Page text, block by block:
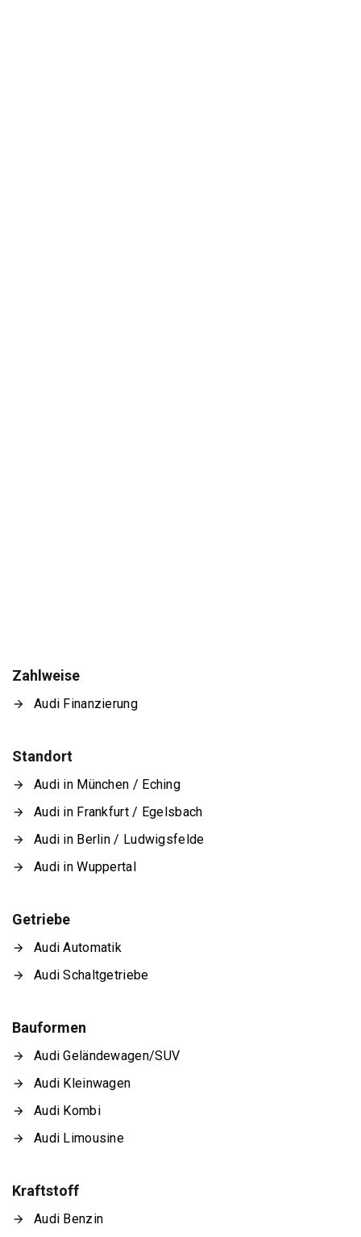
Zahlweise
Audi Finanzierung
Standort
Audi in München / Eching
Audi in Frankfurt / Egelsbach
Audi in Berlin / Ludwigsfelde
Audi in Wuppertal
Getriebe
Audi Automatik
Audi Schaltgetriebe
Bauformen
Audi Geländewagen/SUV
Audi Kleinwagen
Audi Kombi
Audi Limousine
Kraftstoff
Audi Benzin